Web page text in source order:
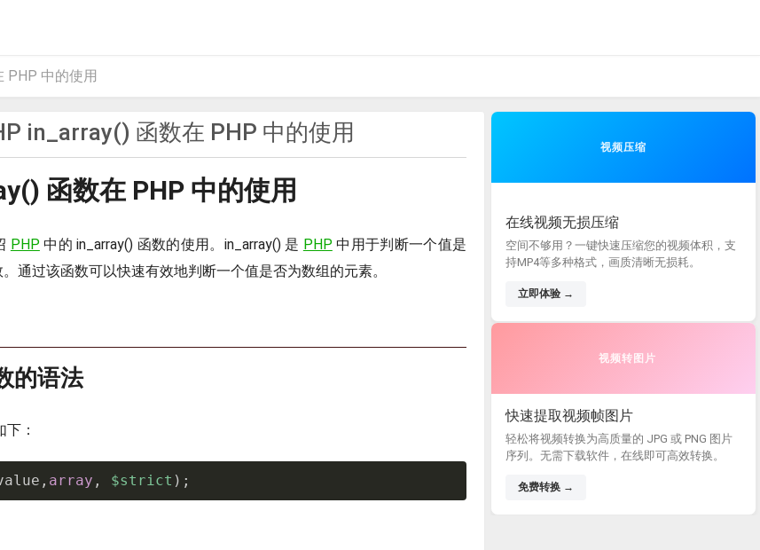
PHP 中的使用
in_array() 函数在 PHP 中的使用
函数在 PHP 中的使用
PHP中的 in_array() 函数的使用。in_array() 是 PHP中用于判断一个值是
通过该函数可以快速有效地判断一个值是否为数组的元素。
的语法
：
, array , $strict ) ;
视频压缩
在线视频无损压缩
空间不够用？一键快速压缩您的视频体积，支
持MP4等多种格式，画质清晰无损耗。
立即体验 →
视频转图片
快速提取视频帧图片
轻松将视频转换为高质量的 JPG 或 PNG 图片
序列。无需下载软件，在线即可高效转换。
免费转换 →